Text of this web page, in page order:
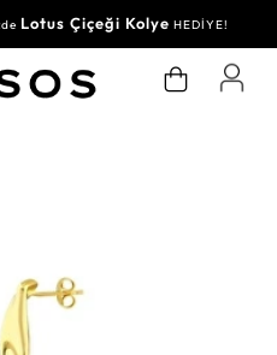
Lotus Çiçeği Kolye HEDİYE!